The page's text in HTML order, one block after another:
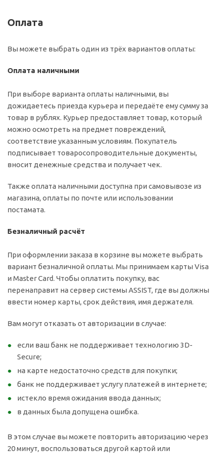
Оплата
Вы можете выбрать один из трёх вариантов оплаты:
Оплата наличными
При выборе варианта оплаты наличными, вы
дожидаетесь приезда курьера и передаёте ему сумму за
товар в рублях. Курьер предоставляет товар, который
можно осмотреть на предмет повреждений,
соответствие указанным условиям. Покупатель
подписывает товаросопроводительные документы,
вносит денежные средства и получает чек.
Также оплата наличными доступна при самовывозе из
магазина, оплаты по почте или использовании
постамата.
Безналичный расчёт
При оформлении заказа в корзине вы можете выбрать
вариант безналичной оплаты. Мы принимаем карты Visa
и Master Card. Чтобы оплатить покупку, вас
перенаправит на сервер системы ASSIST, где вы должны
ввести номер карты, срок действия, имя держателя.
Вам могут отказать от авторизации в случае:
если ваш банк не поддерживает технологию 3D-
Secure;
на карте недостаточно средств для покупки;
банк не поддерживает услугу платежей в интернете;
истекло время ожидания ввода данных;
в данных была допущена ошибка.
В этом случае вы можете повторить авторизацию через
20 минут, воспользоваться другой картой или